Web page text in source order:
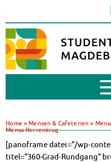
BAföG beantragen
BAföG-FAQs
Dokumente
BAföG-Sprechstunden
Home »Mensen & Cafeterien »
Mensa Herrenkrug
[panoframe datei=“/wp-
titel=“360-Grad-Rundgang“